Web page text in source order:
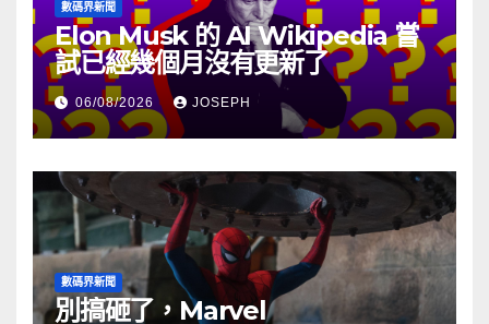
數碼界新聞
Elon Musk 的 AI Wikipedia 嘗
試已經幾個月沒有更新了
06/08/2026 JOSEPH
數碼界新聞
別搞砸了，Marvel